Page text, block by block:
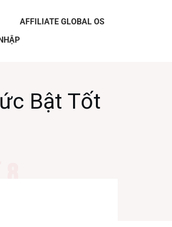
AFFILIATE GLOBAL OS
Bật Tốt